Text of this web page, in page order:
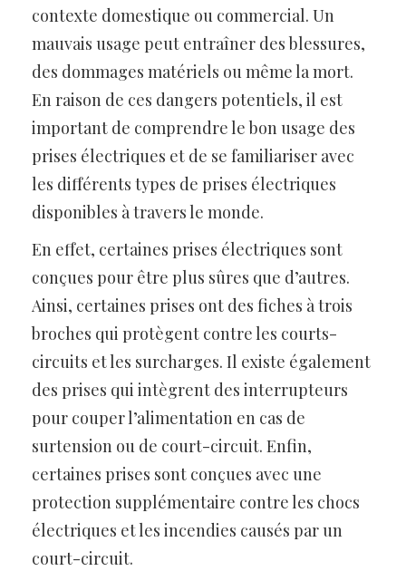
contexte domestique ou commercial. Un
mauvais usage peut entraîner des blessures,
des dommages matériels ou même la mort.
En raison de ces dangers potentiels, il est
important de comprendre le bon usage des
prises électriques et de se familiariser avec
les différents types de prises électriques
disponibles à travers le monde.
En effet, certaines prises électriques sont
conçues pour être plus sûres que d’autres.
Ainsi, certaines prises ont des fiches à trois
broches qui protègent contre les courts-
circuits et les surcharges. Il existe également
des prises qui intègrent des interrupteurs
pour couper l’alimentation en cas de
surtension ou de court-circuit. Enfin,
certaines prises sont conçues avec une
protection supplémentaire contre les chocs
électriques et les incendies causés par un
court-circuit.